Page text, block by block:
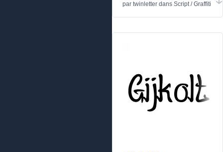
par twinletter dans Script/Graffiti